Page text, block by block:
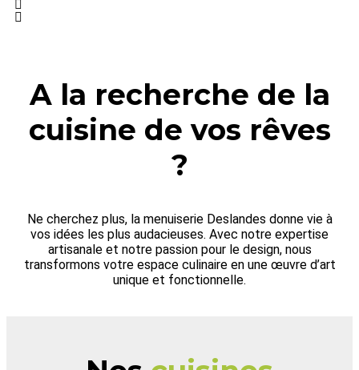
A la recherche de la
cuisine de vos rêves
?
Ne cherchez plus, la menuiserie Deslandes donne vie à
vos idées les plus audacieuses. Avec notre expertise
artisanale et notre passion pour le design, nous
transformons votre espace culinaire en une œuvre d’art
unique et fonctionnelle.